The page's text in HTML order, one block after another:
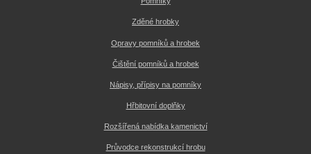
Zděné hrobky
Opravy pomníků a hrobek
Čištění pomníků a hrobek
Nápisy, přípisy na pomníky
Hřbitovní doplňky
Rozšířená nabídka kamenictví
Průvodce rekonstrukcí hrobu